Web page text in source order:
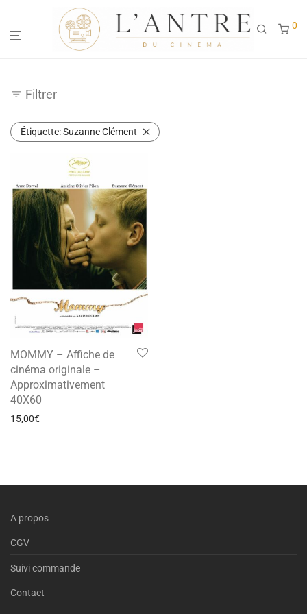
0
Filtrer
Étiquette:Suzanne Clément
MOMMY – Affiche de
cinéma originale –
Approximativement
40X60
15,00€
A propos
CGV
Suivi commande
Contact